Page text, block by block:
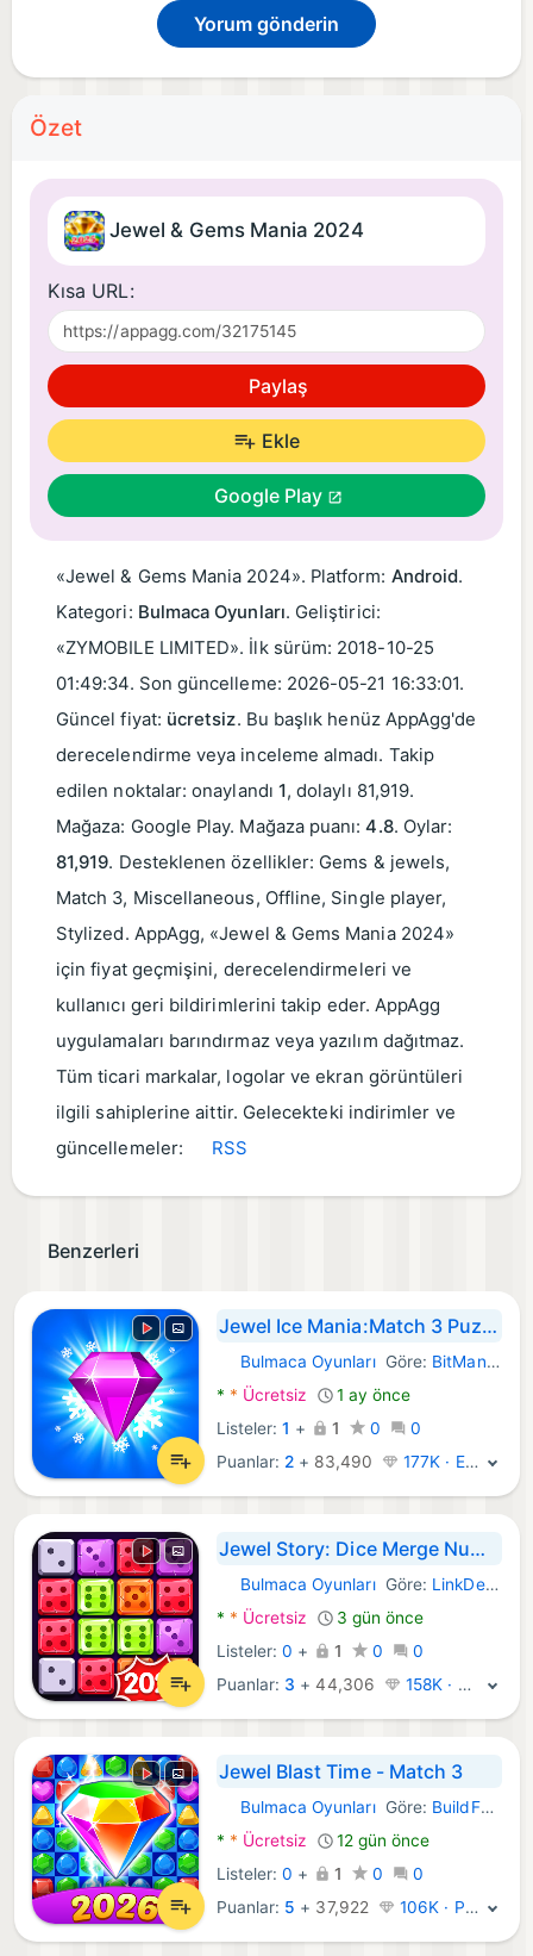
Yorum gönderin
Özet
Jewel & Gems Mania 2024
Kısa URL:
Paylaş
Ekle
Google Play
«Jewel & Gems Mania 2024». Platform: Android.
Kategori: Bulmaca Oyunları. Geliştirici:
«ZYMOBILE LIMITED». İlk sürüm: 2018-10-25
01:49:34. Son güncelleme: 2026-05-21 16:33:01.
Güncel fiyat: ücretsiz. Bu başlık henüz AppAgg'de
derecelendirme veya inceleme almadı. Takip
edilen noktalar: onaylandı 1, dolaylı 81,919.
Mağaza: Google Play. Mağaza puanı:4.8. Oylar:
81,919. Desteklenen özellikler: Gems & jewels,
Match 3, Miscellaneous, Offline, Single player,
Stylized. AppAgg, «Jewel & Gems Mania 2024»
için fiyat geçmişini, derecelendirmeleri ve
kullanıcı geri bildirimlerini takip eder. AppAgg
uygulamaları barındırmaz veya yazılım dağıtmaz.
Tüm ticari markalar, logolar ve ekran görüntüleri
ilgili sahiplerine aittir. Gelecekteki indirimler ve
güncellemeler:
RSS
Benzerleri
Jewel Ice Mania:Match 3 Puzzle
Android Oyunlar:
Bulmaca OyunlarıGöre: BitMango
* * Ücretsiz
1 ay önce
Listeler:1 + 1 0
0
Puanlar: 2 + 83,490 177K · Efsane
Jewel Story: Dice Merge Number
Android Oyunlar:
Bulmaca OyunlarıGöre: LinkDesks - Jewel Games Star
* * Ücretsiz
3 gün önce
Listeler:0 + 1 0
0
Puanlar: 3 +44,306 158K · Platin
Jewel Blast Time - Match 3
Android Oyunlar:
Bulmaca OyunlarıGöre: BuildFun - Jewel Games Star
* * Ücretsiz
12 gün önce
Listeler:0 + 1 0
0
Puanlar: 5 + 37,922 106K · Platin